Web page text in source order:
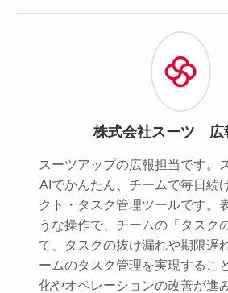
株式会社スーツ 広
スーツアップの広報担当です。
AIでかんたん、チームで毎日続
クト・タスク管理ツールです。
うな操作で、チームの「タスク
て、タスクの抜け漏れや期限遅
ームのタスク管理を実現するこ
化やオペレーションの改善が進